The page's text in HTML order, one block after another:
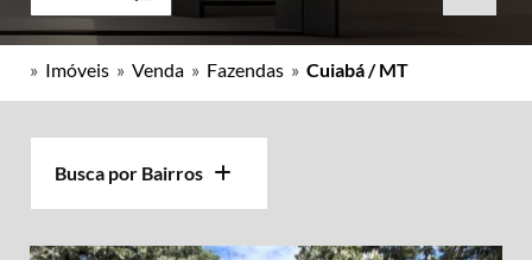
» Imóveis » Venda » Fazendas » Cuiabá / MT
Busca por Bairros